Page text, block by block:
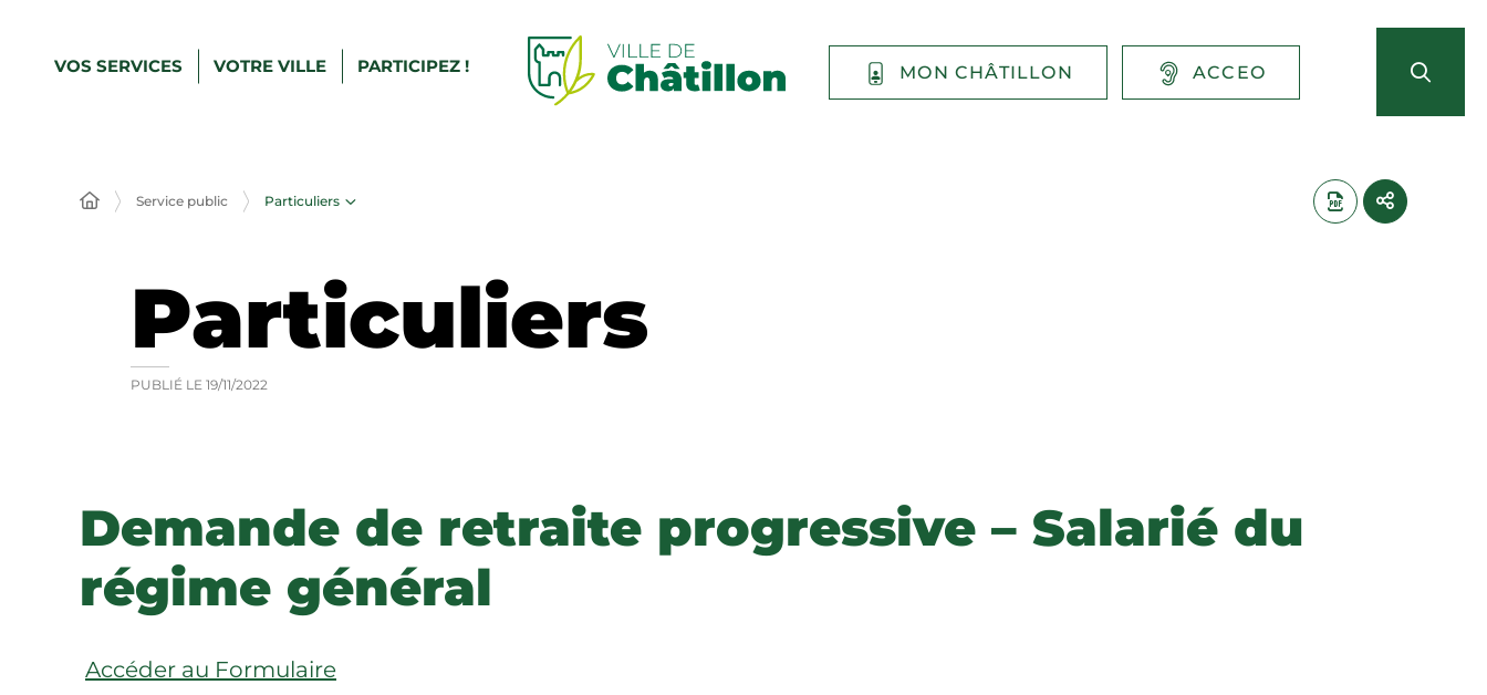
VOS SERVICES VOTRE VILLE PARTICIPEZ ! MON CHÂTILLON ACCEO
Service public Particuliers
Particuliers
PUBLIÉ LE 19/11/2022
Demande de retraite progressive – Salarié du
régime général
Accéder au Formulaire